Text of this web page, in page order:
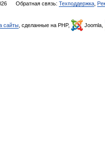
Обратная связь: Техподдержка
сайты , сделанные на PHP, Joomla,